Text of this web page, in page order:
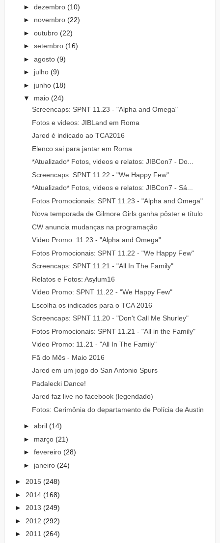
► dezembro (10)
► novembro (22)
► outubro (22)
► setembro (16)
► agosto (9)
► julho (9)
► junho (18)
▼ maio (24)
Screencaps: SPNT 11.23 - "Alpha and Omega"
Fotos e videos: JIBLand em Roma
Jared é indicado ao TCA2016
Elenco sai para jantar em Roma
*Atualizado* Fotos, videos e relatos: JIBCon7 - Do...
Screencaps: SPNT 11.22 - "We Happy Few"
*Atualizado* Fotos, videos e relatos: JIBCon7 - Sá...
Fotos Promocionais: SPNT 11.23 - "Alpha and Omega"
Nova temporada de Gilmore Girls ganha pôster e título
CW anuncia mudanças na programação
Video Promo: 11.23 - "Alpha and Omega"
Fotos Promocionais: SPNT 11.22 - "We Happy Few"
Screencaps: SPNT 11.21 - "All In The Family"
Relatos e Fotos: Asylum16
Video Promo: SPNT 11.22 - "We Happy Few"
Escolha os indicados para o TCA 2016
Screencaps: SPNT 11.20 - "Don't Call Me Shurley"
Fotos Promocionais: SPNT 11.21 - "All in the Family"
Video Promo: 11.21 - "All In The Family"
Fã do Mês - Maio 2016
Jared em um jogo do San Antonio Spurs
Padalecki Dance!
Jared faz live no facebook (legendado)
Fotos: Cerimônia do departamento de Polícia de Austin
► abril (14)
► março (21)
► fevereiro (28)
► janeiro (24)
► 2015 (248)
► 2014 (168)
► 2013 (249)
► 2012 (292)
► 2011 (264)